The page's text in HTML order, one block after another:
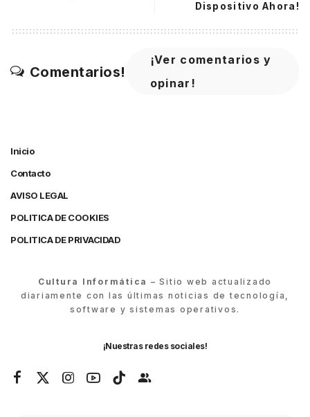
Dispositivo Ahora!
Comentarios!
¡Ver comentarios y
opinar!
Inicio
Contacto
AVISO LEGAL
POLITICA DE COOKIES
POLITICA DE PRIVACIDAD
Cultura Informática – Sitio web actualizado
diariamente con las últimas noticias de tecnología,
software y sistemas operativos.
¡Nuestras redes sociales!